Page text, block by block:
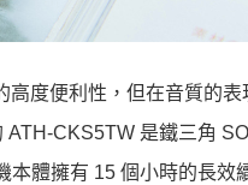
度便利性，但在音質的表
CKS5TW 是鐵三角
體擁有 15 個小時的長效